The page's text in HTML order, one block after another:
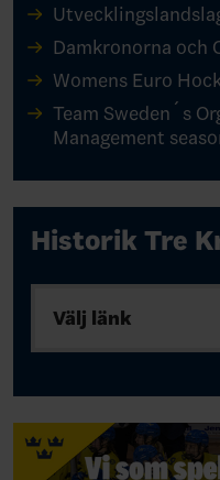
Damkronorna och
Womens Euro
Team Sweden´s
Management
Historik Tre
Välj länk